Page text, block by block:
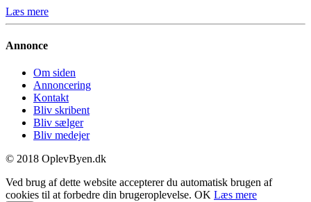
Læs mere
Annonce
Om siden
Annoncering
Kontakt
Bliv skribent
Bliv sælger
Bliv medejer
© 2018 OplevByen.dk
Ved brug af dette website accepterer du automatisk brugen af
cookies til at forbedre din brugeroplevelse. OK Læs mere